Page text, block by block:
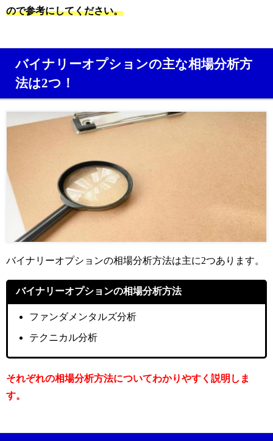
ので参考にしてください。
バイナリーオプションの主な相場分析方
法は2つ！
バイナリーオプションの相場分析方法は主に2つあります。
バイナリーオプションの相場分析方法
ファンダメンタルズ分析
テクニカル分析
それぞれの相場分析方法についてわかりやすく説明しま
す。